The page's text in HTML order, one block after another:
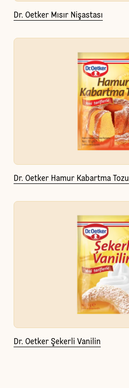
Dr. Oetker Mısır Nişastası
Dr. Oetker Hamur Kabartma Tozu
Dr. Oetker Şekerli Vanilin